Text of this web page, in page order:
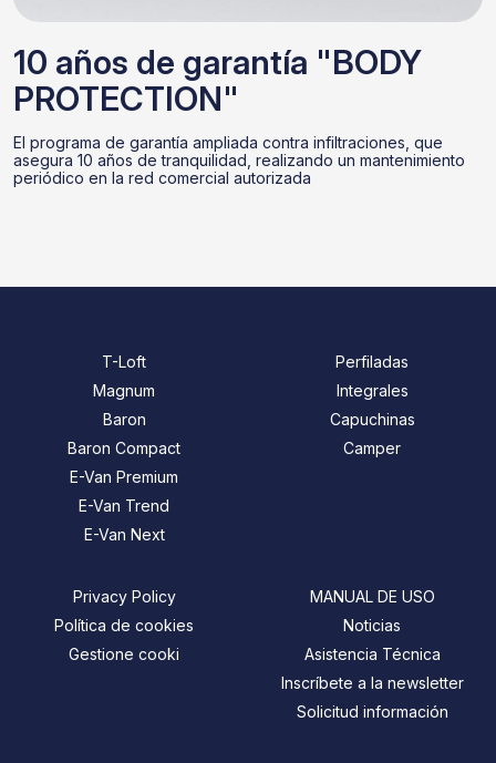
10 años de garantía "BODY
PROTECTION"
El programa de garantía ampliada contra infiltraciones, que
asegura 10 años de tranquilidad, realizando un mantenimiento
periódico en la red comercial autorizada
T-Loft
Magnum
Baron
Baron Compact
E-Van Premium
E-Van Trend
E-Van Next
Perfiladas
Integrales
Capuchinas
Camper
Privacy Policy
Política de cookies
Gestione cooki
MANUAL DE USO
Noticias
Asistencia Técnica
Inscríbete a la newsletter
Solicitud información